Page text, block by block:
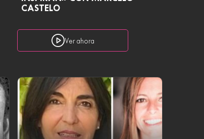
CASTELO
Ver ahora